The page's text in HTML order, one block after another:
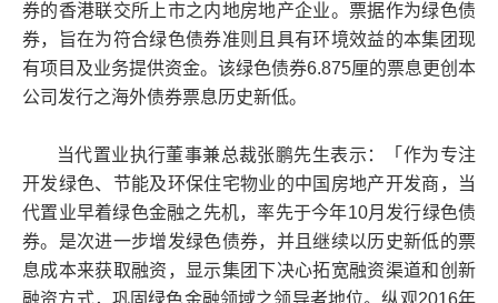
券的香港联交所上市之内地房地产企业。票据作为绿色债
券，旨在为符合绿色债券准则且具有环境效益的本集团现
有项目及业务提供资金。该绿色债券6.875厘的票息更创本
公司发行之海外债券票息历史新低。
当代置业执行董事兼总裁张鹏先生表示：「作为专注
开发绿色、节能及环保住宅物业的中国房地产开发商，当
代置业早着绿色金融之先机，率先于今年10月发行绿色债
券。是次进一步增发绿色债券，并且继续以历史新低的票
息成本来获取融资，显示集团下决心拓宽融资渠道和创新
融资方式，巩固绿色金融领域之领导者地位。纵观2016年